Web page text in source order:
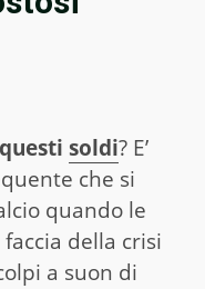
soldi? E’
che si
quando le
della crisi
a suon di